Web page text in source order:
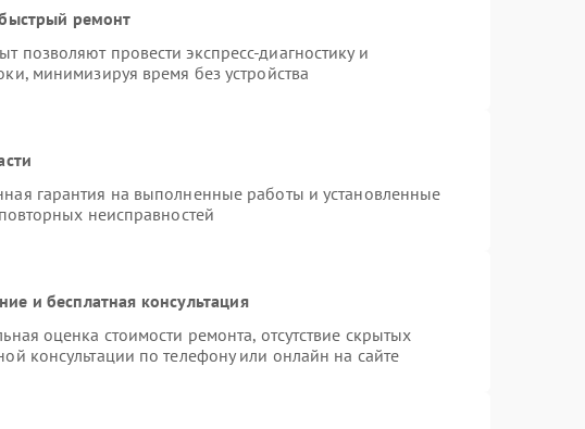
ремонт
позволяют провести экспресс-диагностику и
минимизируя время без устройства
гарантия на выполненные работы и установленные
неисправностей
и бесплатная консультация
оценка стоимости ремонта, отсутствие скрытых
консультации по телефону или онлайн на сайте